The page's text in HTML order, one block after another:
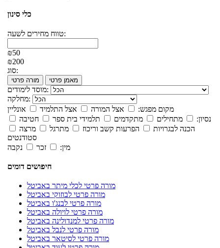
כלי סינון
טווח מחירים לשעה:
₪50
₪200
סוג:
מורה פרטי מאמן פרטי
מוסד לימודים:
מחלקה:
מקום מפגש:
אצל המורה אצל התלמיד
אונליין
נסיון:
מתחילים מתקדמים תלמידי בית ספר
חטיבה
הכנה לבגרויות
הפרעות קשב וריכוז מתרגל
מרצה
סטודנטים
מין:
זכר נקבה
חיפושים דומים
מורה פרטי לכלי מיתר באביטל
מורה פרטי לבוזוקי באביטל
מורה פרטי לבנג'ו באביטל
מורה פרטי לויולה באביטל
מורה פרטי למנדולינה באביטל
מורה פרטי לנבל באביטל
מורה פרטי לסיטאר באביטל